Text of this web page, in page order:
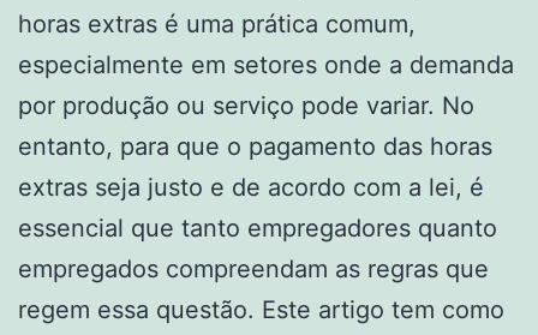
horas extras é uma prática comum,
especialmente em setores onde a demanda
por produção ou serviço pode variar. No
entanto, para que o pagamento das horas
extras seja justo e de acordo com a lei, é
essencial que tanto empregadores quanto
empregados compreendam as regras que
regem essa questão. Este artigo tem como